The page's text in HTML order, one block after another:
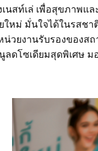
เนสท์เล่ เพื่อสุขภาพ
หม่ มั่นใจได้ในรสช
น่วยงานรับรองของ
ลดโซเดียมสุดพิเศษ